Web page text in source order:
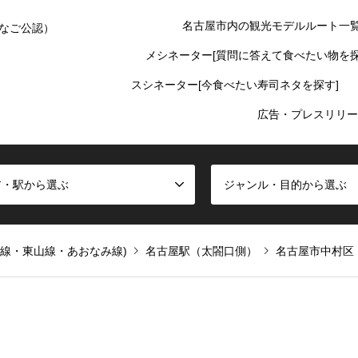
ご公認） 名古屋市内の観光モデルルート一
メシネーター[質問に答えて食べたい物を
スシネーター[今食べたい寿司ネタを探す]
広告・プレスリリ
駅から選ぶ ジャンル・目的から選ぶ
・東山線・あおなみ線) 名古屋駅（太閤口側） 名古屋市中村区